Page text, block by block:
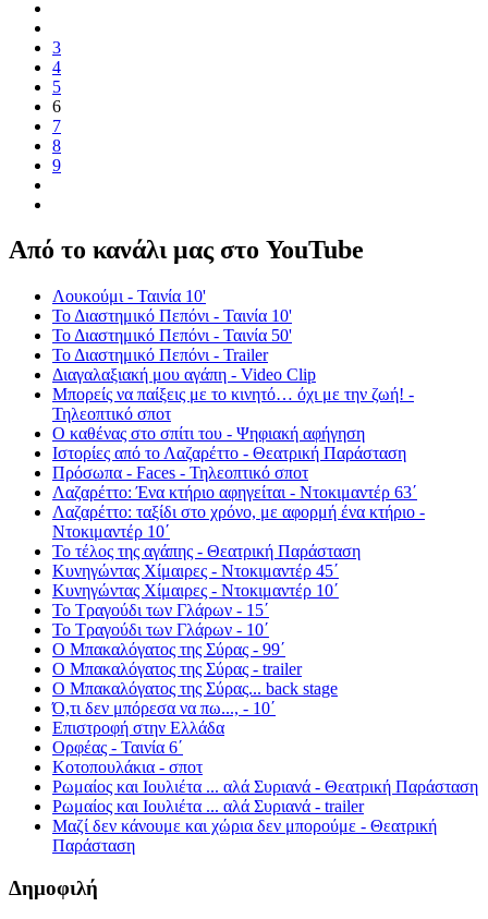
3
4
5
6
7
8
9
Από το κανάλι μας στο YouTube
Λουκούμι - Ταινία 10'
Το Διαστημικό Πεπόνι - Ταινία 10'
Το Διαστημικό Πεπόνι - Ταινία 50'
Το Διαστημικό Πεπόνι - Trailer
Διαγαλαξιακή μου αγάπη - Video Clip
Μπορείς να παίξεις με το κινητό… όχι με την ζωή! -
Τηλεοπτικό σποτ
Ο καθένας στο σπίτι του - Ψηφιακή αφήγηση
Ιστορίες από το Λαζαρέττο - Θεατρική Παράσταση
Πρόσωπα - Faces - Τηλεοπτικό σποτ
Λαζαρέττο: Ένα κτήριο αφηγείται - Ντοκιμαντέρ 63΄
Λαζαρέττο: ταξίδι στο χρόνο, με αφορμή ένα κτήριο -
Ντοκιμαντέρ 10΄
Το τέλος της αγάπης - Θεατρική Παράσταση
Κυνηγώντας Χίμαιρες - Ντοκιμαντέρ 45΄
Κυνηγώντας Χίμαιρες - Ντοκιμαντέρ 10΄
Το Τραγούδι των Γλάρων - 15΄
Το Τραγούδι των Γλάρων - 10΄
Ο Μπακαλόγατος της Σύρας - 99΄
Ο Μπακαλόγατος της Σύρας - trailer
Ο Μπακαλόγατος της Σύρας... back stage
Ό,τι δεν μπόρεσα να πω..., - 10΄
Επιστροφή στην Ελλάδα
Ορφέας - Ταινία 6΄
Κοτοπουλάκια - σποτ
Ρωμαίος και Ιουλιέτα ... αλά Συριανά - Θεατρική Παράσταση
Ρωμαίος και Ιουλιέτα ... αλά Συριανά - trailer
Μαζί δεν κάνουμε και χώρια δεν μπορούμε - Θεατρική
Παράσταση
Δημοφιλή